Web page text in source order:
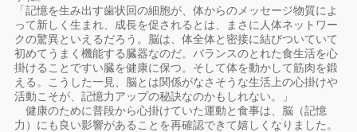
「記憶を生み出す歯状回の細胞が、体からのメッセージ物質によ
って新しく生まれ、成長を促されるとは、まさに人体ネットワー
クの驚異といえるだろう。脳は、体全体と密接に結びついていて
初めてうまく機能する臓器なのだ。バランスのとれた食生活を心
掛けることですい臓を健康に保つ。そして体を動かして筋肉を鍛
える。こうした一見、脳とは関係がなさそうな生活上の心掛けや
活動こそが、記憶力アップの秘訣なのかもしれない。」
健康のために普段から心掛けていた運動と食事は、脳（記憶
力）にも良い影響があることを再確認できて嬉しくなりました。